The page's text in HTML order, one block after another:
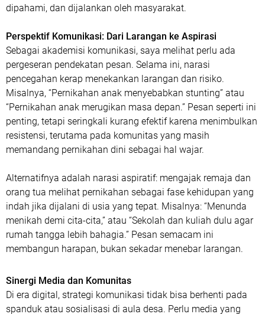
dipahami, dan dijalankan oleh masyarakat.
Perspektif Komunikasi: Dari Larangan ke Aspirasi
Sebagai akademisi komunikasi, saya melihat perlu ada
pergeseran pendekatan pesan. Selama ini, narasi
pencegahan kerap menekankan larangan dan risiko.
Misalnya, “Pernikahan anak menyebabkan stunting” atau
“Pernikahan anak merugikan masa depan.” Pesan seperti ini
penting, tetapi seringkali kurang efektif karena menimbulkan
resistensi, terutama pada komunitas yang masih
memandang pernikahan dini sebagai hal wajar.
Alternatifnya adalah narasi aspiratif: mengajak remaja dan
orang tua melihat pernikahan sebagai fase kehidupan yang
indah jika dijalani di usia yang tepat. Misalnya: “Menunda
menikah demi cita-cita,” atau “Sekolah dan kuliah dulu agar
rumah tangga lebih bahagia.” Pesan semacam ini
membangun harapan, bukan sekadar menebar larangan.
Sinergi Media dan Komunitas
Di era digital, strategi komunikasi tidak bisa berhenti pada
spanduk atau sosialisasi di aula desa. Perlu media yang